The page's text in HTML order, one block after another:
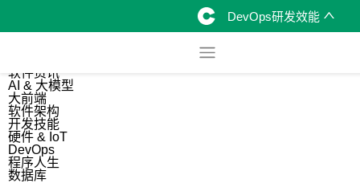
DevOps研发效能
软件资讯
AI & 大模型
大前端
软件架构
开发技能
硬件 & IoT
DevOps
程序人生
数据库